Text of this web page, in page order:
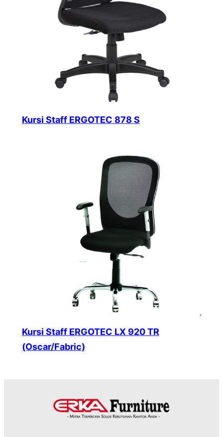
Kursi Staff ERGOTEC 878 S
Kursi Staff ERGOTEC LX 920 TR
(Oscar/Fabric)